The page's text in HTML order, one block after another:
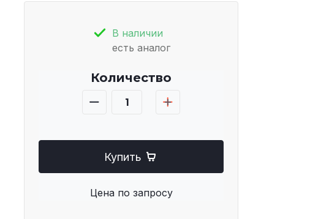
В наличии
есть аналог
Количество
Купить
Цена по запросу